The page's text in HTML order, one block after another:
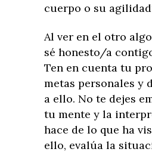
cuerpo o su
Al ver en el otro
sé honesto/a
Ten en cuenta tu
metas personales y
a ello. No te dejes
tu mente y la
hace de lo que ha
ello, evalúa la